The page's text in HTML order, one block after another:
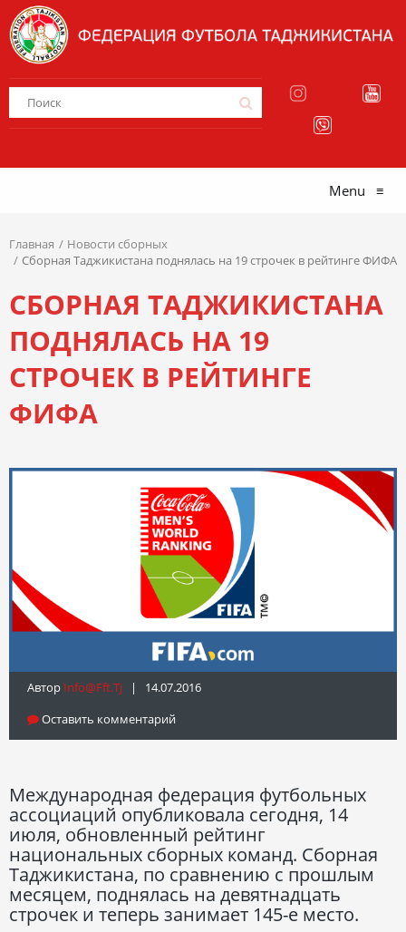
Menu ≡
Главная
Новости сборных
Сборная Таджикистана поднялась на 19 строчек в рейтинге ФИФА
СБОРНАЯ ТАДЖИКИСТАНА
ПОДНЯЛАСЬ НА 19
СТРОЧЕК В РЕЙТИНГЕ
ФИФА
Автор Info@fft.tj | 14.07.2016
Оставить комментарий
Международная федерация футбольных
ассоциаций опубликовала сегодня, 14
июля, обновленный рейтинг
национальных сборных команд. Сборная
Таджикистана, по сравнению с прошлым
месяцем, поднялась на девятнадцать
строчек и теперь занимает 145-е место.